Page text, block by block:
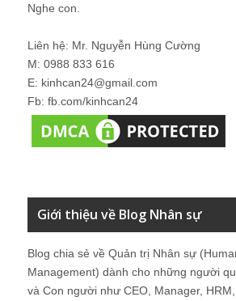
Nghe con.
Liên hệ: Mr. Nguyễn Hùng Cường
M: 0988 833 616
E: kinhcan24@gmail.com
Fb: fb.com/kinhcan24
Giới thiệu về Blog Nhân sự
Blog chia sẻ về Quản trị Nhân sự
Management) dành cho những người
và Con người như CEO, Manager,